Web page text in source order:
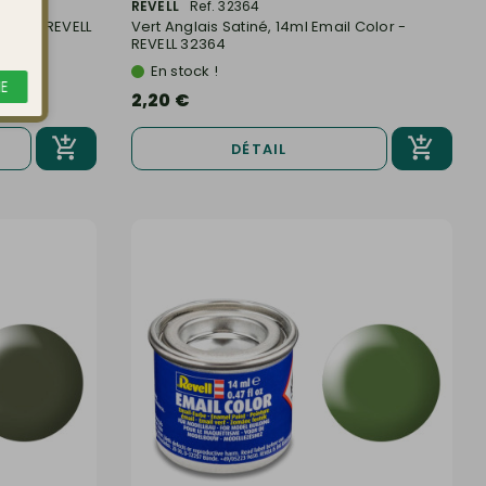
- REVELL
REVELL Ref. 32364
Vert Anglais Satiné, 14ml Email Color -
REVELL 32364
En stock !
2,20 €
DÉTAIL